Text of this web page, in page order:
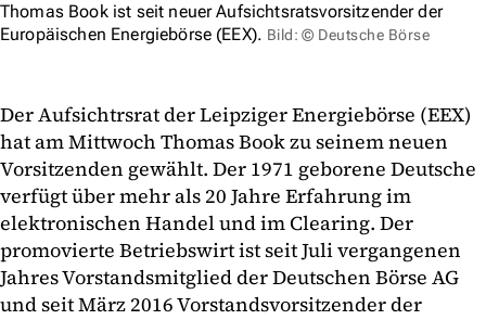
Thomas Book ist seit neuer Aufsichtsratsvorsitzender der
Europäischen Energiebörse (EEX). Bild: © Deutsche Börse
Der Aufsichtrsrat der Leipziger Energiebörse (EEX)
hat am Mittwoch Thomas Book zu seinem neuen
Vorsitzenden gewählt. Der 1971 geborene Deutsche
verfügt über mehr als 20 Jahre Erfahrung im
elektronischen Handel und im Clearing. Der
promovierte Betriebswirt ist seit Juli vergangenen
Jahres Vorstandsmitglied der Deutschen Börse AG
und seit März 2016 Vorstandsvorsitzender der